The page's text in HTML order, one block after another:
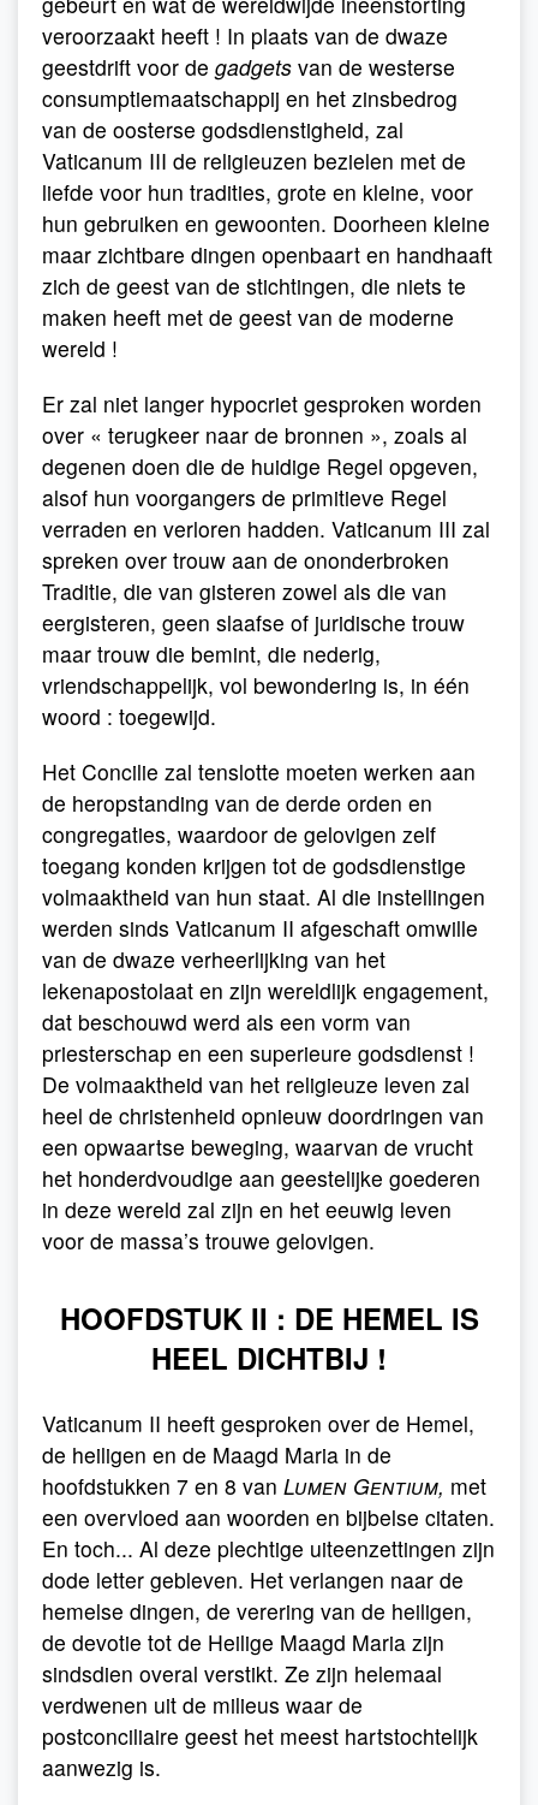
veroorzaakt heeft ! In plaats van de dwaze
geestdrift voor de gadgets van de westerse
consumptiemaatschappij en het zinsbedrog
van de oosterse godsdienstigheid, zal
Vaticanum III de religieuzen bezielen met de
liefde voor hun tradities, grote en kleine, voor
hun gebruiken en gewoonten. Doorheen kleine
maar zichtbare dingen openbaart en handhaaft
zich de geest van de stichtingen, die niets te
maken heeft met de geest van de moderne
wereld !
Er zal niet langer hypocriet gesproken worden
over « terugkeer naar de bronnen », zoals al
degenen doen die de huidige Regel opgeven,
alsof hun voorgangers de primitieve Regel
verraden en verloren hadden. Vaticanum III zal
spreken over trouw aan de ononderbroken
Traditie, die van gisteren zowel als die van
eergisteren, geen slaafse of juridische trouw
maar trouw die bemint, die nederig,
vriendschappelijk, vol bewondering is, in één
woord : toegewijd.
Het Concilie zal tenslotte moeten werken aan
de heropstanding van de derde orden en
congregaties, waardoor de gelovigen zelf
toegang konden krijgen tot de godsdienstige
volmaaktheid van hun staat. Al die instellingen
werden sinds Vaticanum II afgeschaft omwille
van de dwaze verheerlijking van het
lekenapostolaat en zijn wereldlijk engagement,
dat beschouwd werd als een vorm van
priesterschap en een superieure godsdienst !
De volmaaktheid van het religieuze leven zal
heel de christenheid opnieuw doordringen van
een opwaartse beweging, waarvan de vrucht
het honderdvoudige aan geestelijke goederen
in deze wereld zal zijn en het eeuwig leven
voor de massa’s trouwe gelovigen.
HOOFDSTUK II : DE HEMEL IS
HEEL DICHTBIJ !
Vaticanum II heeft gesproken over de Hemel,
de heiligen en de Maagd Maria in de
hoofdstukken 7 en 8 van Lumen Gentium, met
een overvloed aan woorden en bijbelse citaten.
En toch... Al deze plechtige uiteenzettingen zijn
dode letter gebleven. Het verlangen naar de
hemelse dingen, de verering van de heiligen,
de devotie tot de Heilige Maagd Maria zijn
sindsdien overal verstikt. Ze zijn helemaal
verdwenen uit de milieus waar de
postconciliaire geest het meest hartstochtelijk
aanwezig is.